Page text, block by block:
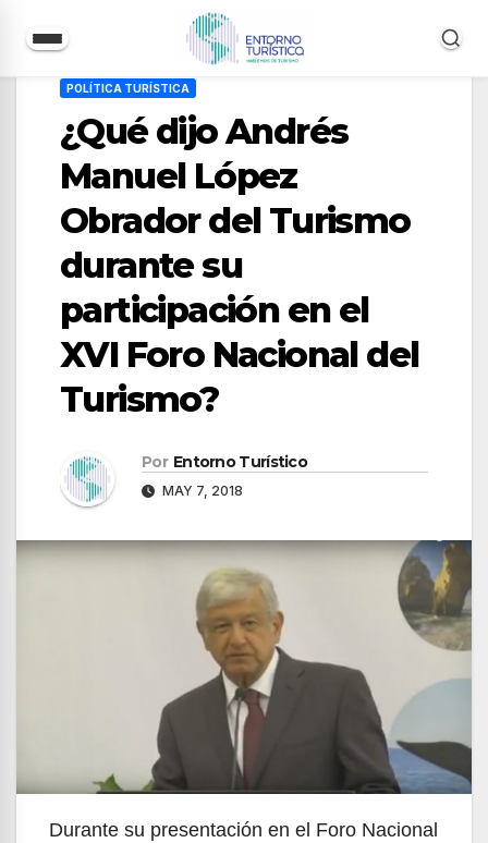
contenido
POLÍTICA TURÍSTICA
¿Qué dijo Andrés
Manuel López
Obrador del Turismo
durante su
participación en el
XVI Foro Nacional del
Turismo?
Por Entorno Turístico
MAY 7, 2018
Durante su presentación en el Foro Nacional